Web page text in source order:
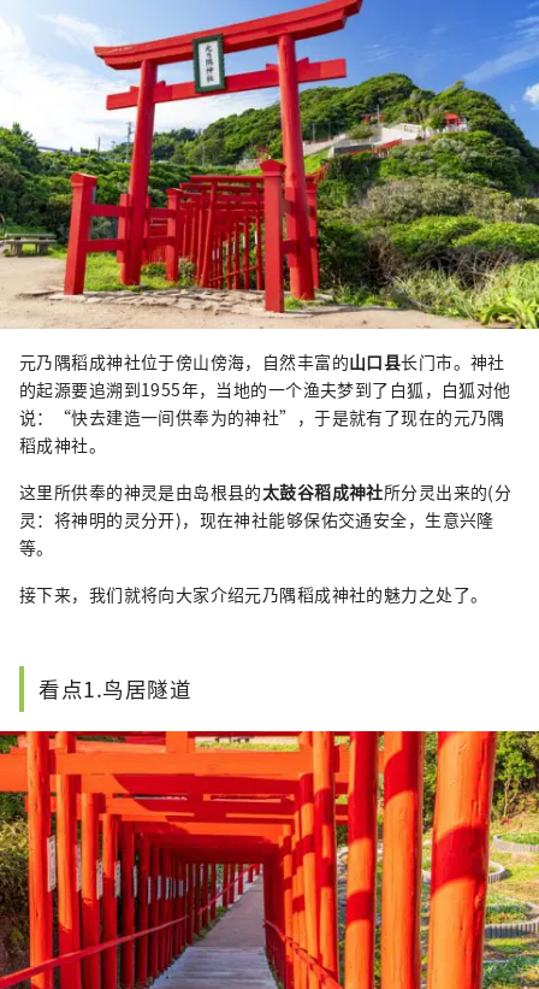
元乃隅稻成神社位于傍山傍海，自然丰富的山口县长门市。神社
的起源要追溯到1955年，当地的一个渔夫梦到了白狐，白狐对他
说：“快去建造一间供奉为的神社”，于是就有了现在的元乃隅
稻成神社。
这里所供奉的神灵是由岛根县的太鼓谷稻成神社所分灵出来的(分
灵：将神明的灵分开)，现在神社能够保佑交通安全，生意兴隆
等。
接下来，我们就将向大家介绍元乃隅稻成神社的魅力之处了。
看点1.鸟居隧道